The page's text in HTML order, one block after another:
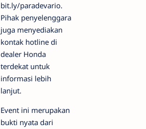
bit.ly/paradevario.
Pihak penyelenggara
juga menyediakan
kontak hotline di
dealer Honda
terdekat untuk
informasi lebih
lanjut.
Event ini merupakan
bukti nyata dari